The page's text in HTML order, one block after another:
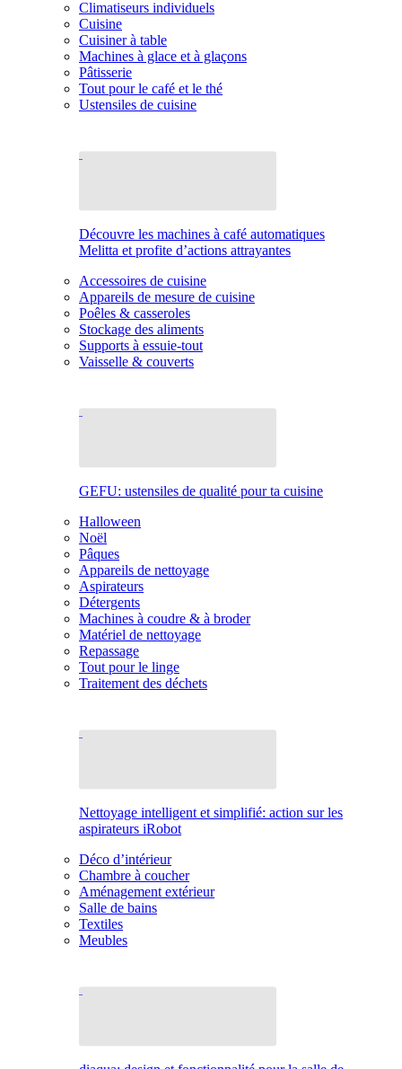
Climatiseurs individuels
Cuisine
Cuisiner à table
Machines à glace et à glaçons
Pâtisserie
Tout pour le café et le thé
Ustensiles de cuisine
Découvre les machines à café automatiques
Melitta et profite d’actions attrayantes
Accessoires de cuisine
Appareils de mesure de cuisine
Poêles & casseroles
Stockage des aliments
Supports à essuie-tout
Vaisselle & couverts
GEFU: ustensiles de qualité pour ta cuisine
Halloween
Noël
Pâques
Appareils de nettoyage
Aspirateurs
Détergents
Machines à coudre & à broder
Matériel de nettoyage
Repassage
Tout pour le linge
Traitement des déchets
Nettoyage intelligent et simplifié: action sur les
aspirateurs iRobot
Déco d’intérieur
Chambre à coucher
Aménagement extérieur
Salle de bains
Textiles
Meubles